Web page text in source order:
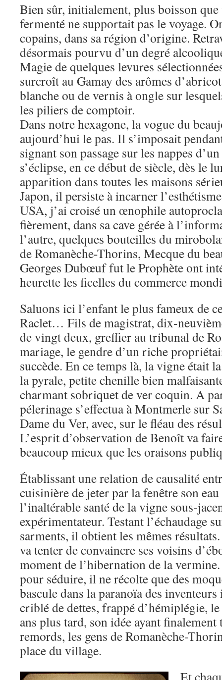
Bien sûr, initialement, plus boisson
fermenté ne supportait pas le voyage.
copains, dans sa région d’origine.
désormais pourvu d’un degré
Magie de quelques levures
surcroît au Gamay des arômes
blanche ou de vernis à ongle sur
les piliers de comptoir.
Dans notre hexagone, la vogue du
aujourd’hui le pas. Il s’imposait
signant son passage sur les nappes
s’éclipse, en ce début de siècle, dès le
apparition dans toutes les maisons
Japon, il persiste à incarner
USA, j’ai croisé un œnophile
fièrement, dans sa cave gérée à
l’autre, quelques bouteilles du
de Romanèche-Thorins, Mecque du
Georges Dubœuf fut le Prophète ont
heurette les ficelles du commerce
Saluons ici l’enfant le plus fameux de
Raclet… Fils de magistrat, dix-
de vingt deux, greffier au tribunal de
mariage, le gendre d’un riche
succède. En ce temps là, la vigne était
la pyrale, petite chenille bien
charmant sobriquet de ver coquin. A
pélerinage s’effectua à Montmerle sur
Dame du Ver, avec, sur le fléau des
L’esprit d’observation de Benoît va
beaucoup mieux que les oraisons
Établissant une relation de causalité
cuisinière de jeter par la fenêtre son
l’inaltérable santé de la vigne sous-
expérimentateur. Testant l’échaudage
sarments, il obtient les mêmes
va tenter de convaincre ses voisins
moment de l’hibernation de la
pour séduire, il ne récolte que des
bascule dans la paranoïa des
criblé de dettes, frappé d’hémiplégie,
ans plus tard, son idée ayant
remords, les gens de Romanèche-
place du village.
Et